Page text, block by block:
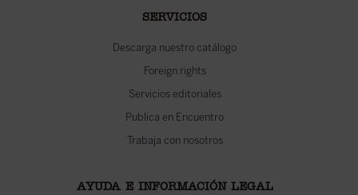
SERVICIOS
Descarga nuestro catálogo
Foreign rights
Servicios editoriales
Publica en Encuentro
Trabaja con nosotros
AYUDA E INFORMACIÓN LEGAL